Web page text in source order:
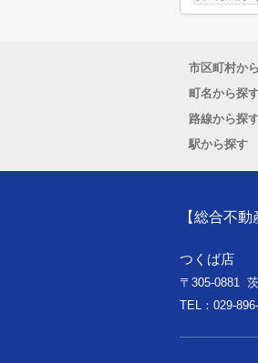
市区町村か
町名から探
路線から探
駅から探す
【総合不
つくば店
〒305-0881
TEL：029-